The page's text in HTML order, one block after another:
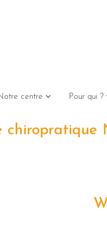
centre Pour qui ?
chiropratique